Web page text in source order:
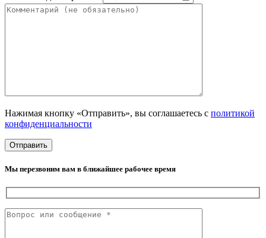
Нажимая кнопку «Отправить», вы соглашаетесь с политикой
конфиденциальности
Мы перезвоним вам в ближайшее рабочее время